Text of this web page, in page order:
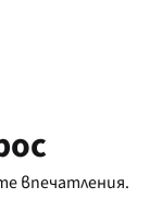
впечатления.